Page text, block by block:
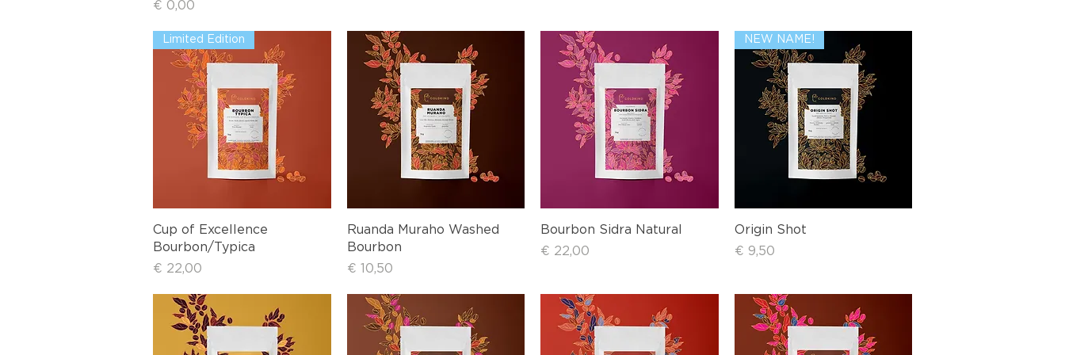
Preis
€ 0,00
Schnellansicht
Limited Edition
Cup of Excellence
Bourbon/Typica
Preis
€ 22,00
Schnellansicht
Ruanda Muraho Washed
Bourbon
Preis
€ 10,50
Schnellansicht
Bourbon Sidra Natural
Preis
€ 22,00
Schnellansicht
NEW NAME!
Origin Shot
Preis
€ 9,50